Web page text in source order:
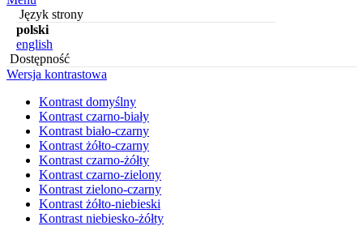
Język strony
polski
english
Dostępność
Wersja kontrastowa
Kontrast domyślny
Kontrast czarno-biały
Kontrast biało-czarny
Kontrast żółto-czarny
Kontrast czarno-żółty
Kontrast czarno-zielony
Kontrast zielono-czarny
Kontrast żółto-niebieski
Kontrast niebiesko-żółty